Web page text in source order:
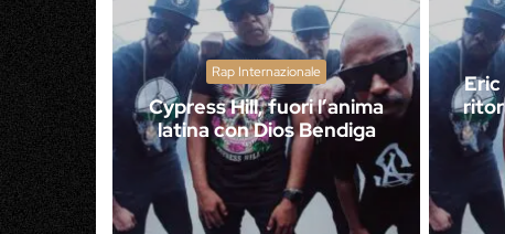
Rap Internazionale
Cypress Hill, fuori l’anima
latina con Dios Bendiga
Eric